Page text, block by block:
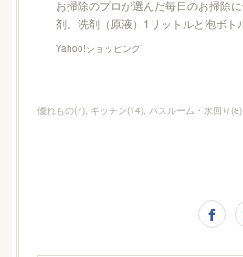
お掃除のプロが選んだ毎日のお掃除
剤。洗剤（原液）1リットルと泡ボ
Yahoo!ショッピング
優れもの(7) キッチン(14) バスルーム・水回り (8)